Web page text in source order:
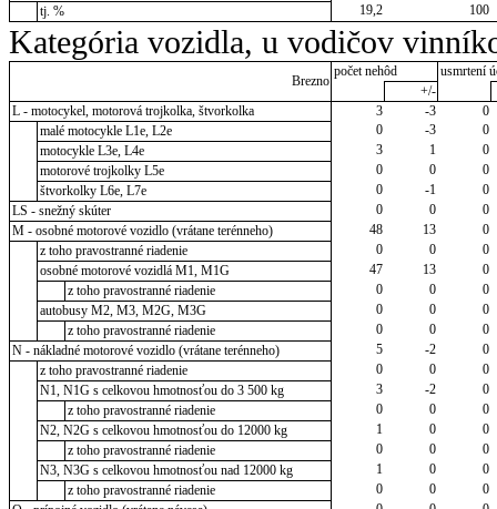
tj. %
19,2 100
Kategória vozidla, u vodičov
Brezno
počet nehôd
usmrtení
+/-
L - motocykel, motorová trojkolka, štvorkolka
3 -3
0
malé motocykle L1e, L2e
0 -3
0
motocykle L3e, L4e
3 1
0
motorové trojkolky L5e
0 0
0
štvorkolky L6e, L7e
0 -1
0
LS - snežný skúter
0 0
0
M - osobné motorové vozidlo (vrátane terénneho)
48 13
0
z toho pravostranné riadenie
0 0
0
osobné motorové vozidlá M1, M1G
47 13
0
z toho pravostranné riadenie
0 0
0
autobusy M2, M3, M2G, M3G
0 0
0
z toho pravostranné riadenie
0 0
0
N - nákladné motorové vozidlo (vrátane terénneho)
5 -2
0
z toho pravostranné riadenie
0 0
0
N1, N1G s celkovou hmotnosťou do 3 500 kg
3 -2
0
z toho pravostranné riadenie
0 0
0
N2, N2G s celkovou hmotnosťou do 12000 kg
1 0
0
z toho pravostranné riadenie
0 0
0
N3, N3G s celkovou hmotnosťou nad 12000 kg
1 0
0
z toho pravostranné riadenie
0 0
0